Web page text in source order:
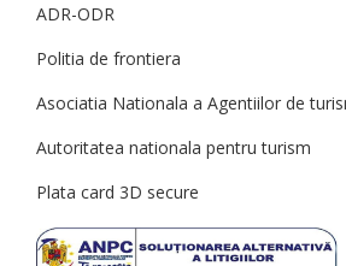
ADR-ODR
Politia de frontiera
Asociatia Nationala a Agentiilor de
Autoritatea nationala pentru turism
Plata card 3D secure